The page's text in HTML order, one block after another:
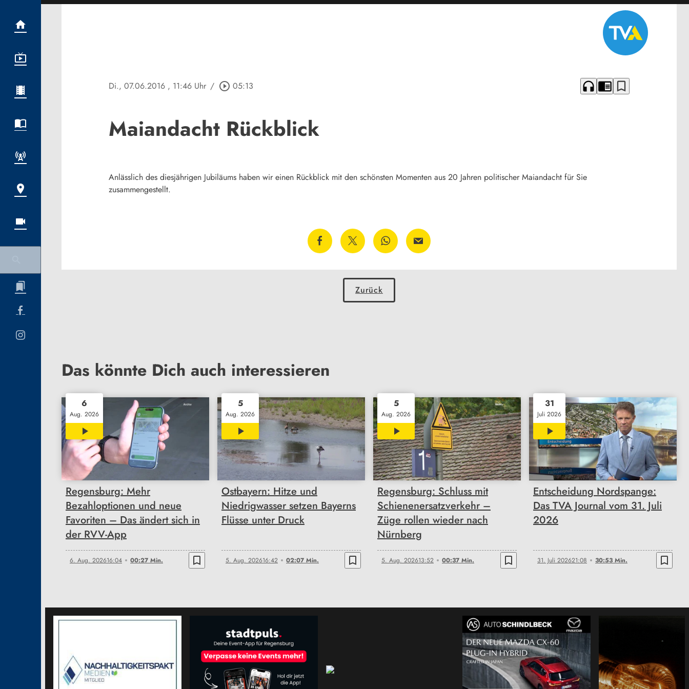
Di., 07.06.2016 , 11:46 Uhr / play_circle_outline 05:13 headphones chrome_reader_mode bookmark_border
Maiandacht Rückblick
Anlässlich des diesjährigen Jubiläums haben wir einen Rückblick mit den schönsten Momenten aus 20 Jahren politischer Maiandacht für Sie
zusammengestellt.
Zurück
Das könnte Dich auch interessieren
6
Aug. 2026
00:27
Regensburg: Mehr
Bezahloptionen und neue
Favoriten – Das ändert sich in
der RVV-App
6. Aug. 202616:04 00:27 Min. bookmark_border
5
Aug. 2026
02:07
Ostbayern: Hitze und
Niedrigwasser setzen Bayerns
Flüsse unter Druck
5. Aug. 202616:42 02:07 Min. bookmark_border
5
Aug. 2026
00:37
Regensburg: Schluss mit
Schienenersatzverkehr –
Züge rollen wieder nach
Nürnberg
5. Aug. 202613:52 00:37 Min. bookmark_border
31
Juli 2026
30:53
Entscheidung Nordspange:
Das TVA Journal vom 31. Juli
2026
31. Juli 202621:08 30:53 Min. bookmark_border